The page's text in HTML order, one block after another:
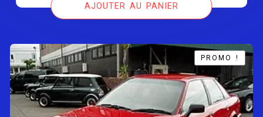
est :
AJOUTER AU PANIER
PROMO !
PROMO !